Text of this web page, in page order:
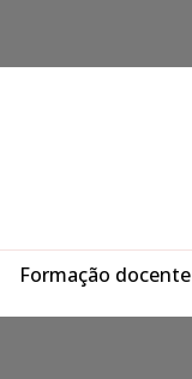
Formação docente